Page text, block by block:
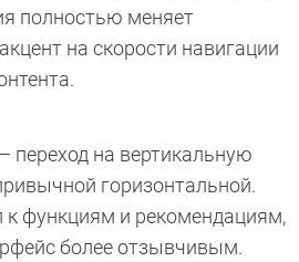
полностью меняет
на скорости навигации
переход на вертикальную
горизонтальной.
к функциям и рекомендациям,
более отзывчивым.